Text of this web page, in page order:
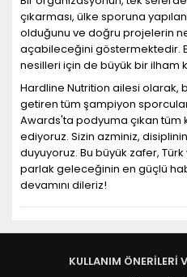
çıkarması, ülke sporuna
olduğunu ve doğru projelerin
açabileceğini göstermektedir.
nesilleri için de büyük bir ilham
Hardline Nutrition ailesi olarak,
getiren tüm şampiyon
Awards'ta podyuma çıkan tüm
ediyoruz. Sizin azminiz,
duyuyoruz. Bu büyük zafer,
parlak geleceğinin en güçlü
devamını dileriz!
KULLANIM ÖNERİLERİ